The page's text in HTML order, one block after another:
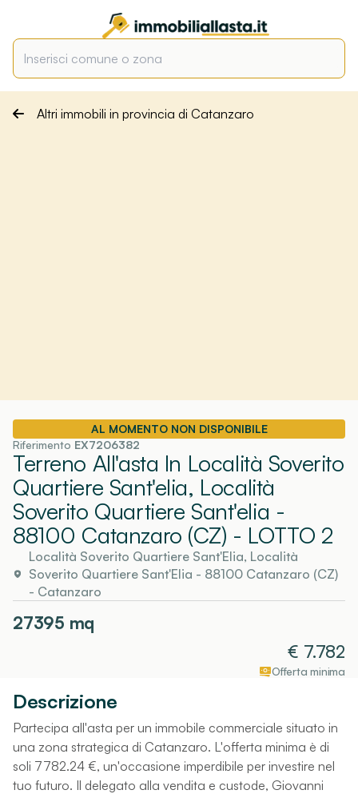
Altri immobili in provincia di Catanzaro
AL MOMENTO NON DISPONIBILE
Riferimento EX7206382
Terreno All'asta In Località Soverito
Quartiere Sant'elia, Località
Soverito Quartiere Sant'elia -
88100 Catanzaro (CZ) - LOTTO 2
Località Soverito Quartiere Sant'Elia, Località
Soverito Quartiere Sant'Elia - 88100 Catanzaro (CZ)
- Catanzaro
27395 mq
€ 7.782
Offerta minima
Descrizione
Partecipa all'asta per un immobile commerciale situato in
una zona strategica di Catanzaro. L'offerta minima è di
soli 7782.24 €, un'occasione imperdibile per investire nel
tuo futuro. Il delegato alla vendita e custode, Giovanni